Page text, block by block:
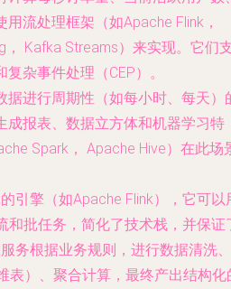
用流处理框架 （如Apache Flink，
， Kafka Streams）来实现。它们
杂事件处理（CEP）。
据进行周期性（如每小时、每天）
成报表、数据立方体和机器学习特
Spark， Apache Hive）在此场
的引擎（如Apache Flink），它可以
和批任务，简化了技术栈，并保证
务根据业务规则，进行数据清洗、
表）、聚合计算，最终产出结构化